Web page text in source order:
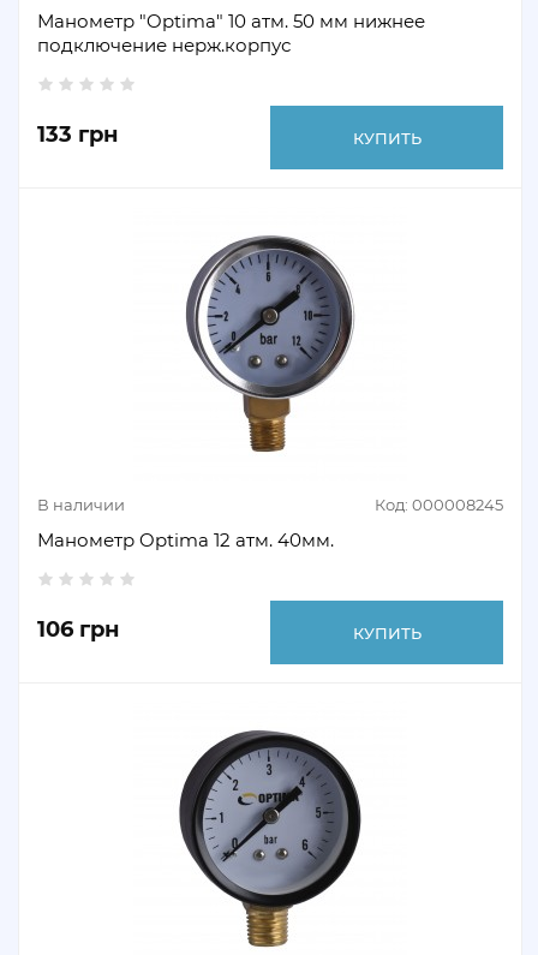
Манометр "Optima" 10 атм. 50 мм нижнее
подключение нерж.корпус
133 грн КУПИТЬ
В наличии Код: 000008245
Манометр Optima 12 атм. 40мм.
106 грн КУПИТЬ